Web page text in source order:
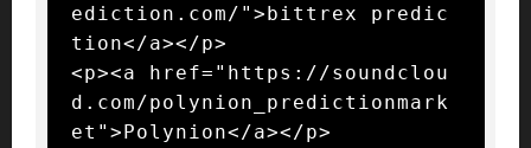
ediction.com/">bittrex predic
tion</a></p>
<p><a href="https://soundclou
d.com/polynion_predictionmark
et">Polynion</a></p>